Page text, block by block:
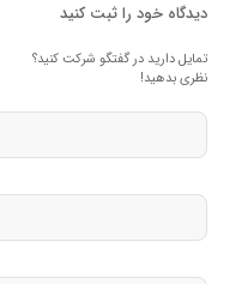
دیدگاه خود را ثبت کنید
تمایل دارید در گفتگو شرکت کنید؟
نظری بدهید!